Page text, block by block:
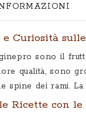
e Curiosità
sono il
qualità, sono
spine dei rami.
Ricette con le